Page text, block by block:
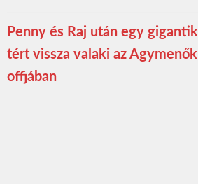
Penny és Raj után egy
tért vissza valaki az
offjában